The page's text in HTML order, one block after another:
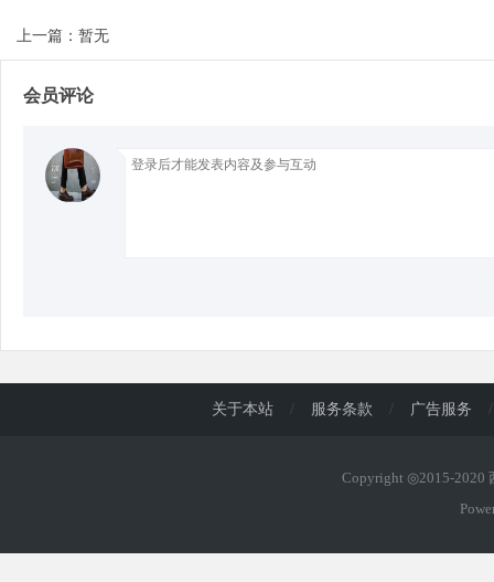
上一篇：暂无
会员评论
关于本站 / 服务条款 / 广告服务 /
Copyright ◎2015-2020